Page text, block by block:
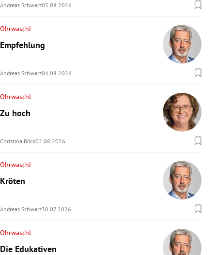
Andreas Schwarz05.08.2026
Ohrwaschl
Empfehlung
Andreas Schwarz04.08.2026
Ohrwaschl
Zu hoch
Christina Böck02.08.2026
Ohrwaschl
Kröten
Andreas Schwarz30.07.2026
Ohrwaschl
Die Edukativen